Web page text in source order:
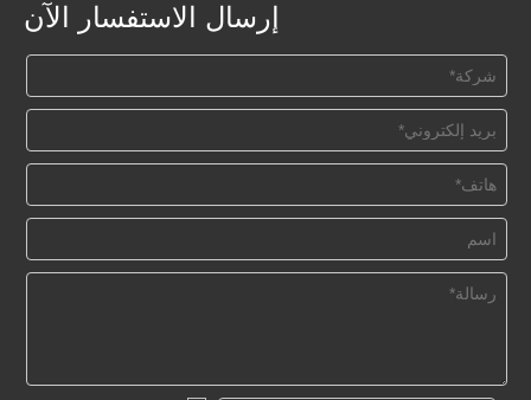
إرسال الاستفسار الآن